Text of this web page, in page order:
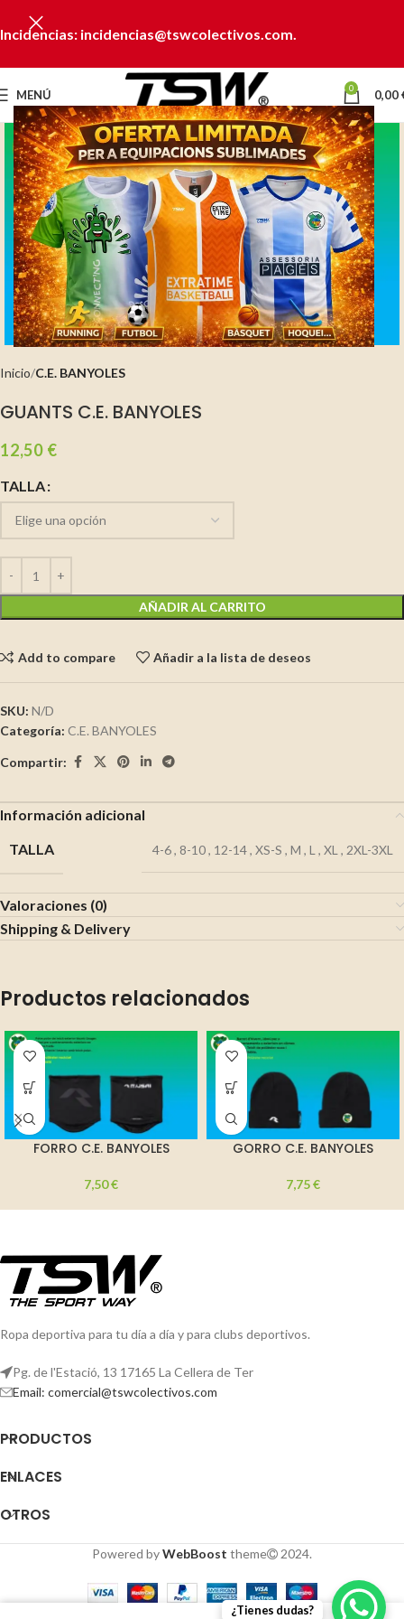
Incidencias: incidencias@tswcolectivos.com.
MENÚ 0 0,00
Clic para ampliar
Inicio C.E. BANYOLES
GUANTS C.E. BANYOLES
12,50 €
TALLA
AÑADIR AL CARRITO
Add to compare Añadir a la lista de deseos
SKU: N/D
Categoría: C.E. BANYOLES
Compartir:
Información adicional
TALLA
4-6, 8-10, 12-14, XS-S , M , L , XL , 2XL-3XL
Valoraciones (0)
Shipping & Delivery
Productos relacionados
FORRO C.E. BANYOLES
7,50€
GORRO C.E. BANYOLES
7,75€
Ropa deportiva para tu día a día y para clubs deportivos.
Pg. de l'Estació, 13 17165 La Cellera de Ter
Email: comercial@tswcolectivos.com
PRODUCTOS
ENLACES
OTROS
Powered byWebBoost theme 2024.
¿Tienes dudas?